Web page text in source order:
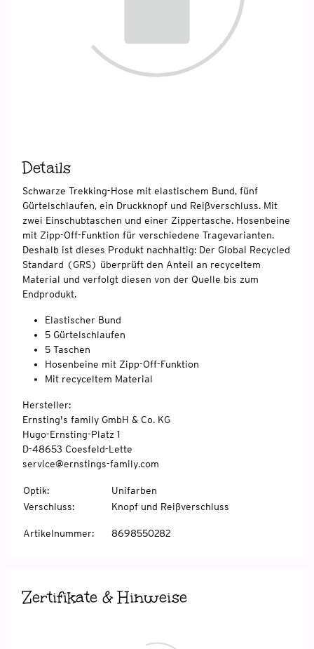
Details
Schwarze Trekking-Hose mit elastischem Bund, fünf
Gürtelschlaufen, ein Druckknopf und Reißverschluss. Mit
zwei Einschubtaschen und einer Zippertasche. Hosenbeine
mit Zipp-Off-Funktion für verschiedene Tragevarianten.
Deshalb ist dieses Produkt nachhaltig: Der Global Recycled
Standard (GRS) überprüft den Anteil an recyceltem
Material und verfolgt diesen von der Quelle bis zum
Endprodukt.
Elastischer Bund
5 Gürtelschlaufen
5 Taschen
Hosenbeine mit Zipp-Off-Funktion
Mit recyceltem Material
Hersteller:
Ernsting's family GmbH & Co. KG
Hugo-Ernsting-Platz 1
D-48653 Coesfeld-Lette
service@ernstings-family.com
Optik:
Unifarben
Verschluss: Knopf und Reißverschluss
Artikelnummer: 8698550282
Zertifikate & Hinweise